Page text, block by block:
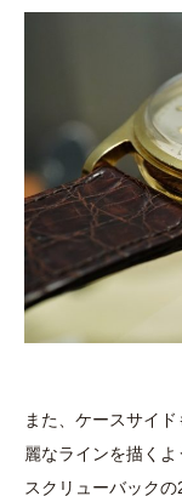
また、ケースサイ
麗なラインを描くよ
スクリューバック